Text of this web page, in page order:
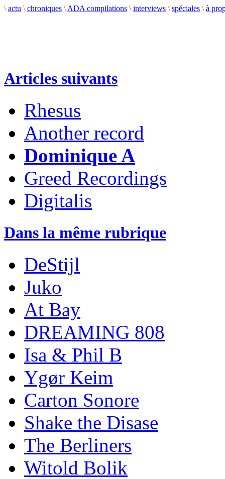
\ actu \ chroniques \ ADA compilations \ interviews \ spéciales \ à
Articles suivants
Rhesus
Another record
Dominique A
Greed Recordings
Digitalis
Dans la même rubrique
DeStijl
Juko
At Bay
DREAMING 808
Isa & Phil B
Ygør Keim
Carton Sonore
Shake the Disase
The Berliners
Witold Bolik